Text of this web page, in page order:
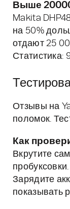
Выше
Makita
на 50%
отдают 25
Статистика:
Отзывы на
поломок.
Как
Вкрутите
Зарядите
показывать